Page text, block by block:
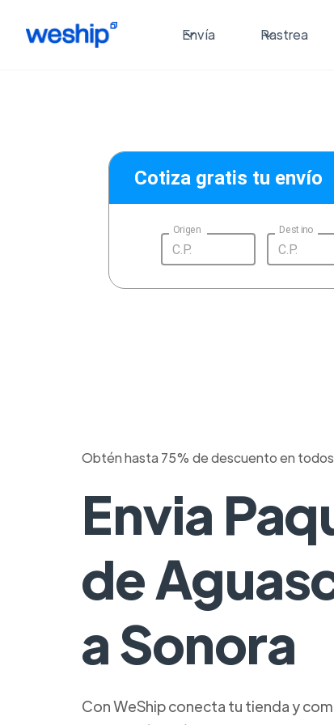
Envía Rastrea
Cotiza gratis tu envío
Origen Destino
Obtén hasta 75% de descuento en
Envia
de
a Sonora
Con WeShip conecta tu tienda y